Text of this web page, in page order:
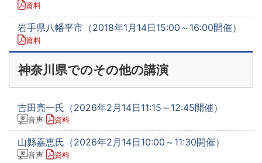
資料
岩手県八幡平市（2018年1月14日15:00～16:00開催）
資料
神奈川県でのその他の講演
吉田亮一氏（2026年2月14日11:15～12:45開催）
音声 資料
山縣嘉恵氏（2026年2月14日10:00～11:30開催）
音声 資料